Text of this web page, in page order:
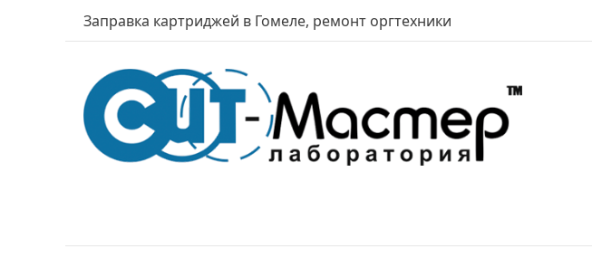
Заправка картриджей в Гомеле, ремонт оргтехники